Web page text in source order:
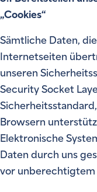
„Cookies“
Sämtliche Daten,
Internetseiten
unseren
Security Socket
Browsern
Elektronische
Daten durch uns
vor